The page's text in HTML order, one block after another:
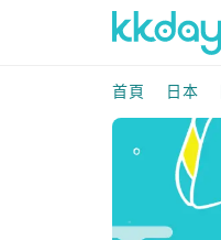
首頁 日本